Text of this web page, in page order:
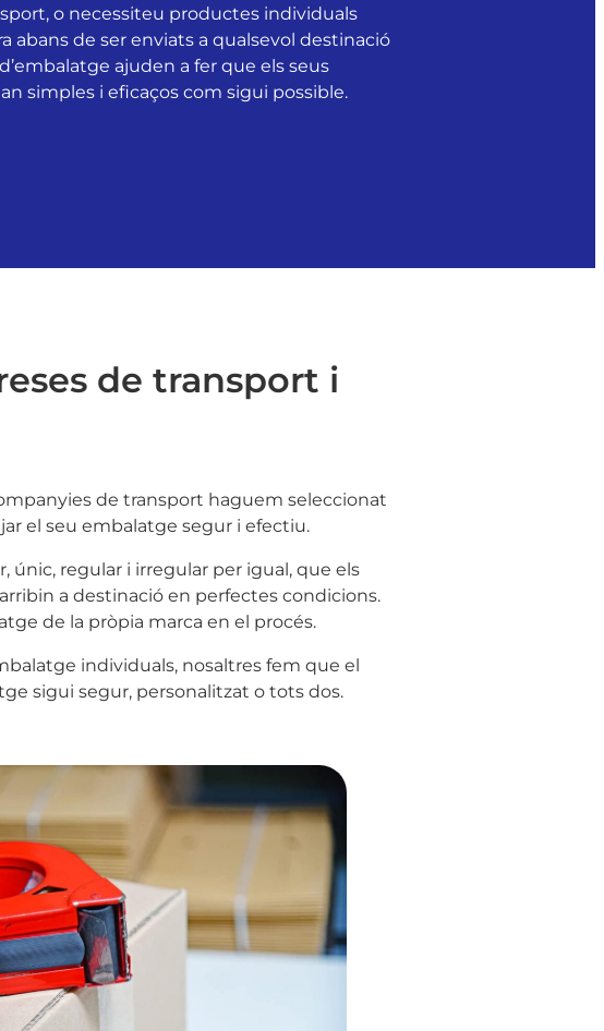
o necessiteu productes individuals
abans de ser enviats a qualsevol destinació
ajuden a fer que els seus
simples i eficaços com sigui possible.
de transport i
de transport haguem seleccionat
el seu embalatge segur i efectiu.
únic, regular i irregular per igual, que els
a destinació en perfectes condicions.
de la pròpia marca en el procés.
individuals, nosaltres fem que el
sigui segur, personalitzat o tots dos.